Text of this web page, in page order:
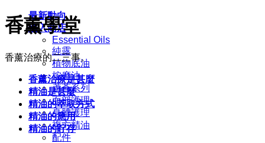
最新動向
進入商店
Essential Oils
純露
植物底油
按摩油
蘆薈系列
面部護理
身體護理
複方精油
配件
香薰學堂
香薰治療的二三事。
香薰治療是甚麼
精油是甚麼
精油的萃取方式
精油的應用
精油的貯存